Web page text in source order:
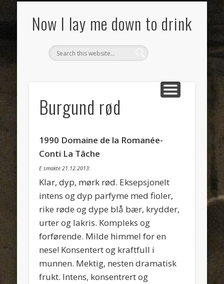
Now I lay me down to drink
Burgund rød
1990 Domaine de la Romanée-
Conti La Tâche
E smakte 21.12.2013:
Klar, dyp, mørk rød. Eksepsjonelt
intens og dyp parfyme med fioler,
rike røde og dype blå bær, krydder,
urter og lakris. Kompleks og
forførende. Milde himmel for en
nese! Konsentert og kraftfull i
munnen. Mektig, nesten dramatisk
frukt. Intens, konsentrert og